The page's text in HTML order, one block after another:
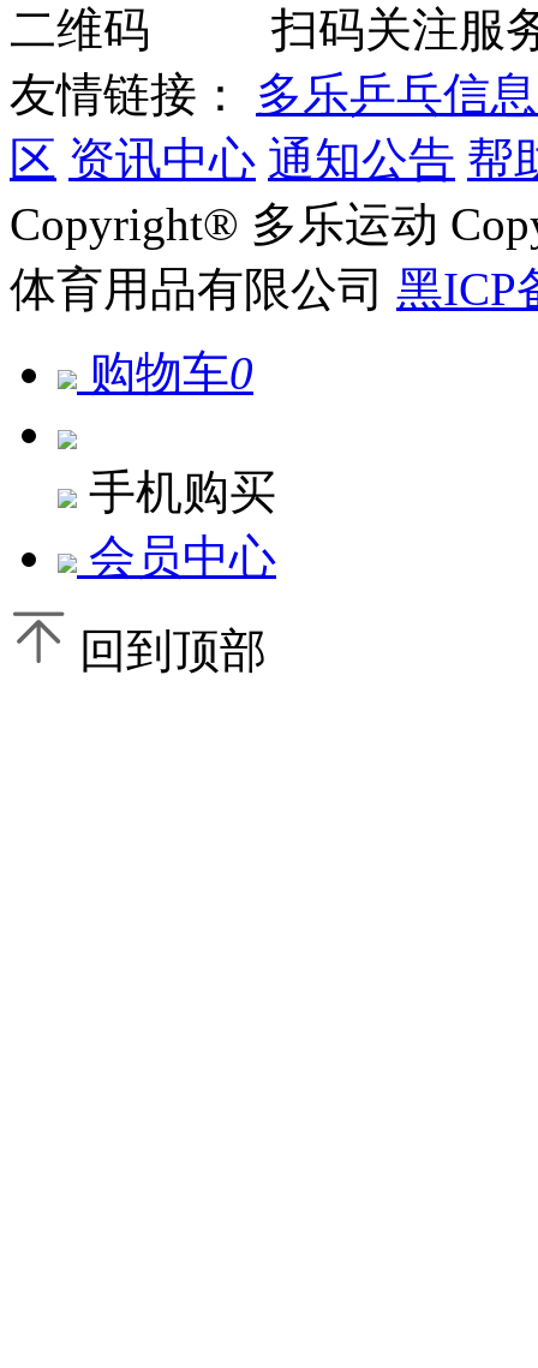
扫码关注服
友情链接：
多乐乒乓信
区 资讯中心 通知公告 帮
Copyright® 多乐运动
体育用品有限公司 黑ICP
购物车0
手机购买
会员中心
回到顶部